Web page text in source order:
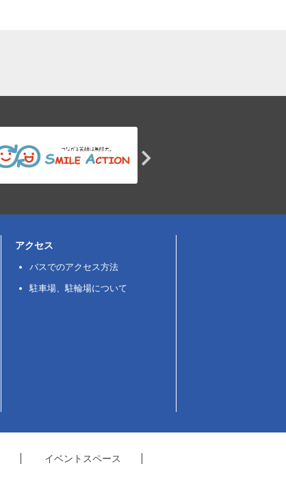
アクセス
バスでのアクセス方法
駐車場、駐輪場について
イベントスペース